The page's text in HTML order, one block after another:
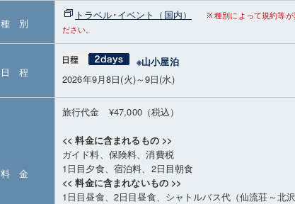
種 別
トラベル･イベント（国内）
種別によって規約等
ださい。
日 程
※山小屋泊
2026年9月8日(火)～9日(水)
料 金
旅行代金 ¥47,000（税込）
<< 料金に含まれるもの >>
ガイド料、保険料、消費税
1日目夕食、宿泊料、2日目朝食
<< 料金に含まれないもの >>
1日目昼食、2日目昼食、シャトルバス代（仙流荘～北